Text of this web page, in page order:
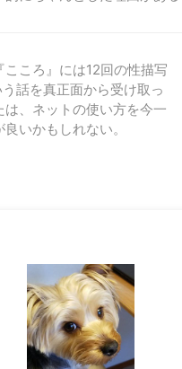
こころ』には12回の性描写
話を真正面から受け取っ
は、ネットの使い方を今一
いかもしれない。